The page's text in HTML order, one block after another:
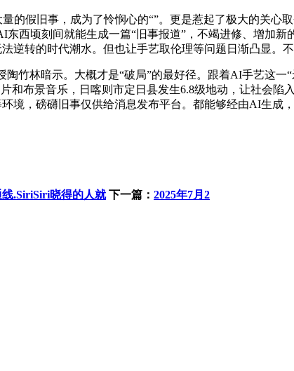
假旧事，成为了怜悯心的“”。更是惹起了极大的关心
西顷刻间就能生成一篇“旧事报道”，不竭进修、增加
逆转的时代潮水。但也让手艺取伦理等问题日渐凸显。
林暗示。大概才是“破局”的最好径。跟着AI手艺这一
和布景音乐，日喀则市定日县发生6.8级地动，让社会
境，磅礴旧事仅供给消息发布平台。都能够经由AI生
.SiriSiri晓得的人就 下一篇： 2025年7月2